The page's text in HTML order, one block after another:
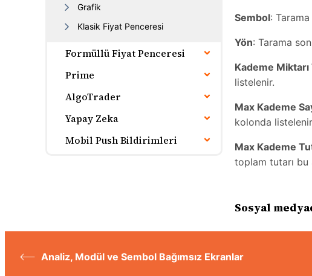
Grafik
Klasik Fiyat Penceresi
Formüllü Fiyat Penceresi
Prime
AlgoTrader
Yapay Zeka
Mobil Push Bildirimleri
Sembol:
Yön: Tarama
Kademe Miktarı
listelenir.
Max Kademe
kolonda
Max Kademe
toplam tutarı bu
Sosyal
Analiz, Modül ve Sembol Bağımsız Ekranlar